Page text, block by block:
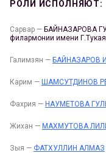
РОЛИ ИСПОЛНЯЮТ:
Сарвар — БАЙНАЗАРОВА
филармонии имени
Галимзян — БАЙНАЗАРОВ
Карим — ШАМСУТДИНОВ
Фахрия — НАУМЕТОВА
Жихан — МАХМУТОВА
Зыя — ФАТХУЛЛИН АЛМАЗ